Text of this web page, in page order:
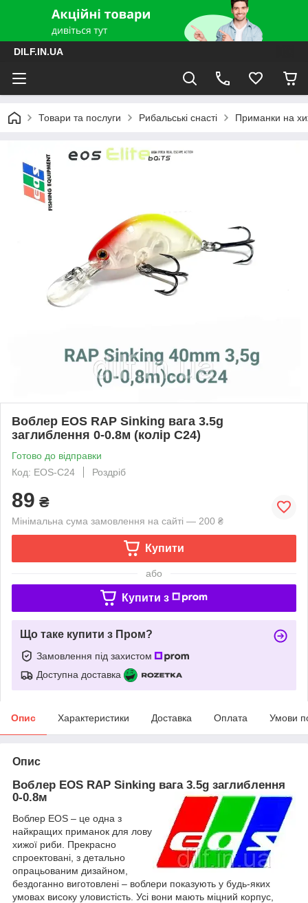
DILF.IN.UA
Товари та послуги Рибальські снасті Приманки на
Воблер EOS RAP Sinking вага 3.5g
заглиблення 0-0.8м (колір C24)
Готово до відправки
Код: EOS-C24
Роздріб
89 ₴
Мінімальна сума замовлення на сайті — 200 ₴
Купити
або
Купити з
Що таке купити з Пром?
Замовлення під захистом
Доступна доставка
Опис Характеристики Доставка Оплата Умови
Опис
Воблер EOS RAP Sinking вага 3.5g заглиблення
0-0.8м
Воблер EOS – це одна з
найкращих приманок для лову
хижої риби. Прекрасно
спроектовані, з детально
опрацьованим дизайном,
бездоганно виготовлені – воблери показують у будь-яких
умовах високу уловистість. Усі вони мають міцний корпус,